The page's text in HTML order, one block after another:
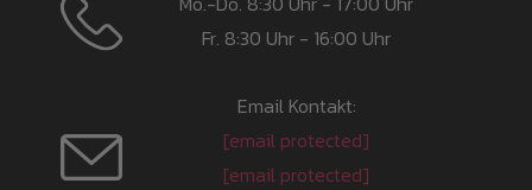
Fr. 8:30 Uhr - 16:00 Uhr
Email Kontakt:
[email protected]
[email protected]